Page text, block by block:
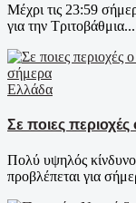
Μέχρι τις 23:59
για την Τριτοβάθμια...
Ελλάδα
Σε ποιες περιοχές
Πολύ υψηλός
προβλέπεται για